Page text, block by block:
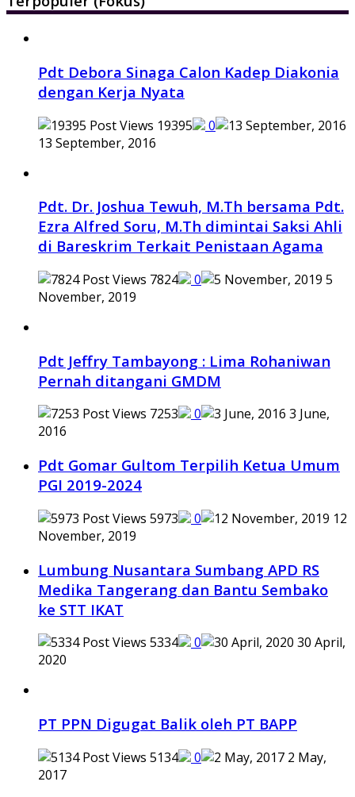
Pdt Debora Sinaga Calon Kadep Diakonia
dengan Kerja Nyata
19395
0
13 September, 2016
Pdt. Dr. Joshua Tewuh, M.Th bersama Pdt.
Ezra Alfred Soru, M.Th dimintai Saksi Ahli
di Bareskrim Terkait Penistaan Agama
7824 0
5
November, 2019
Pdt Jeffry Tambayong : Lima Rohaniwan
Pernah ditangani GMDM
7253 0
3 June,
2016
Pdt Gomar Gultom Terpilih Ketua Umum
PGI 2019-2024
5973 0
12
November, 2019
Lumbung Nusantara Sumbang APD RS
Medika Tangerang dan Bantu Sembako
ke STT IKAT
5334 0
30 April,
2020
PT PPN Digugat Balik oleh PT BAPP
5134 0
2 May,
2017